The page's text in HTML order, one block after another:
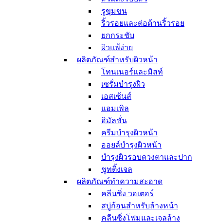
อุปกรณ์อาบน้ำ
อุปกรณ์สำหรับ
ทำความสะอาดผิว
ผลิตภัณฑ์กรองน้ำ
ฝักบัว
แปรงแต่งหน้า
แปรงแต่งตา
แปรงทาลิปสติก
แปรงแต่งหน้า
ผลิตภัณฑ์ทำความ
สะอาดแปรง
อุปกรณ์สำหรับเส้นผม
อุปกรณ์ความงาม
อุปกรณ์แต่งหน้าอื่นๆ
กระจกแต่งหน้า
กระเป๋าเครื่องสำอาง
ฟองน้ำและพัฟ
ของใช้ส่วนตัว
น้ำหอม
เจลล้างมือ เจลแอลกอฮอล์
รูขุมขน
ริ้วรอยและต่อต้านริ้วรอย
ยกกระชับ
ผิวแพ้ง่าย
ผลิตภัณฑ์สำหรับผิวหน้า
โทนเนอร์และมิสท์
เซรั่มบำรุงผิว
เอสเซ้นส์
แอมเพิล
อิมัลชั่น
ครีมบำรุงผิวหน้า
ออยล์บำรุงผิวหน้า
บำรุงผิวรอบดวงตาและปาก
ชูทติ้งเจล
ผลิตภัณฑ์ทำความสะอาด
คลีนซิ่ง วอเตอร์
สบู่ก้อนสำหรับล้างหน้า
คลีนซิ่งโฟมและเจลล้าง